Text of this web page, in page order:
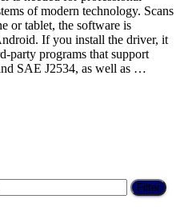
of modern technology. Scans
or tablet, the software is
If you install the driver, it
party programs that support
SAE J2534, as well as …
Filter